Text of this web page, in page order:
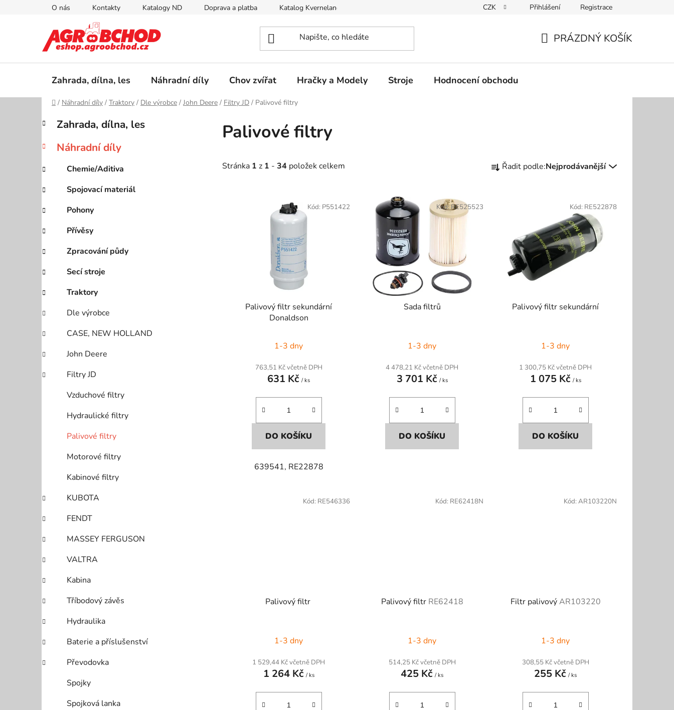
O nás Kontakty Katalogy ND Doprava a platba Katalog Kverneland Podmínky ochrany osobních údajů
CZK Přihlášení Registrace
PRÁZDNÝ KOŠÍK
Zahrada, dílna, les Náhradní díly Chov zvířat Hračky a Modely Stroje Hodnocení obchodu
Domů
/ Náhradní díly / Traktory / Dle výrobce / John Deere / Filtry JD / Palivové filtry
P
s
r
a
n
n
p
a
e
l
Přeskočit
kategorie
K
a
e
o
i
e
Zahrada, dílna, les
Náhradní díly
Chemie/Aditiva
Spojovací materiál
Pohony
Přívěsy
Zpracování půdy
Secí stroje
Traktory
Dle výrobce
CASE, NEW HOLLAND
John Deere
Filtry JD
Vzduchové filtry
Hydraulické filtry
Palivové filtry
Motorové filtry
Kabinové filtry
KUBOTA
FENDT
MASSEY FERGUSON
VALTRA
Kabina
Tříbodový závěs
Hydraulika
Baterie a příslušenství
Převodovka
Spojky
Spojková lanka
Palivové filtry
Stránka 1 z 1 - 34 položek celkem
a Řadit podle:Nejprodávanější
Palivový filtr sekundární
Donaldson
1-3 dny
763,51 Kč včetně DPH
631 Kč/ ks
DO KOŠÍKU
639541, RE22878
Kód: P551422
Sada filtrů
1-3 dny
4 478,21 Kč včetně DPH
3 701 Kč / ks
DO KOŠÍKU
Kód:RE525523
Palivový filtr sekundární
1-3 dny
1 300,75 Kč včetně DPH
1 075 Kč / ks
DO KOŠÍKU
Kód: RE522878
Palivový filtr
1-3 dny
1 529,44 Kč včetně DPH
1 264 Kč / ks
Kód: RE546336
Palivový filtr RE62418
1-3 dny
514,25 Kč včetně DPH
425 Kč/ ks
Kód: RE62418N
Filtr palivovýAR103220
1-3 dny
308,55 Kč včetně DPH
255 Kč/ ks
Kód: AR103220N